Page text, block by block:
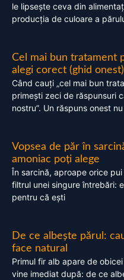
le lipsește ceva din
producția de culoare a
Cel mai bun tratament
alegi corect (ghid onest)
Când cauți „cel mai bun
primești zeci de răspunsuri
nostru”. Un răspuns onest
Vopsea de păr în
amoniac poți alege
În sarcină, aproape orice
filtrul unei singure întrebări:
pentru că ești
De ce albește părul:
face natural
Primul fir alb apare de
vine imediat după: de ce